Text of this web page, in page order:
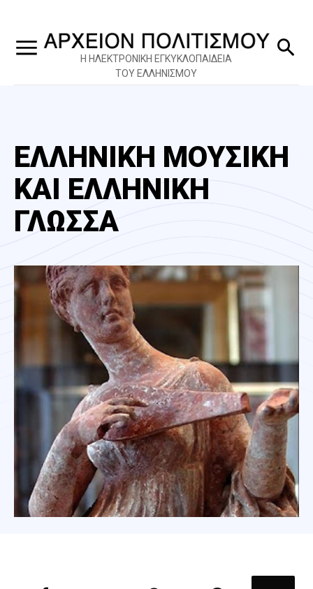
Η ΗΛΕΚΤΡΟΝΙΚΗ ΕΓΚΥΚΛΟΠΑΙΔΕΙΑ
ΤΟΥ ΕΛΛΗΝΙΣΜΟΥ
ΕΛΛΗΝΙΚΗ ΜΟΥΣΙΚΗ
ΚΑΙ ΕΛΛΗΝΙΚΗ
ΓΛΩΣΣΑ